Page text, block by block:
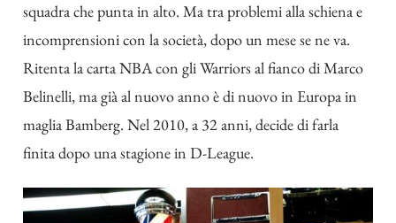
squadra che punta in alto. Ma tra problemi alla schiena e
incomprensioni con la società, dopo un mese se ne va.
Ritenta la carta NBA con gli Warriors al fianco di Marco
Belinelli, ma già al nuovo anno è di nuovo in Europa in
maglia Bamberg. Nel 2010, a 32 anni, decide di farla
finita dopo una stagione in D-League.